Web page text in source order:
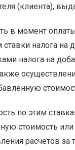
(клиента),
в момент
налога
налога на
по этим
стоимость
расчетов